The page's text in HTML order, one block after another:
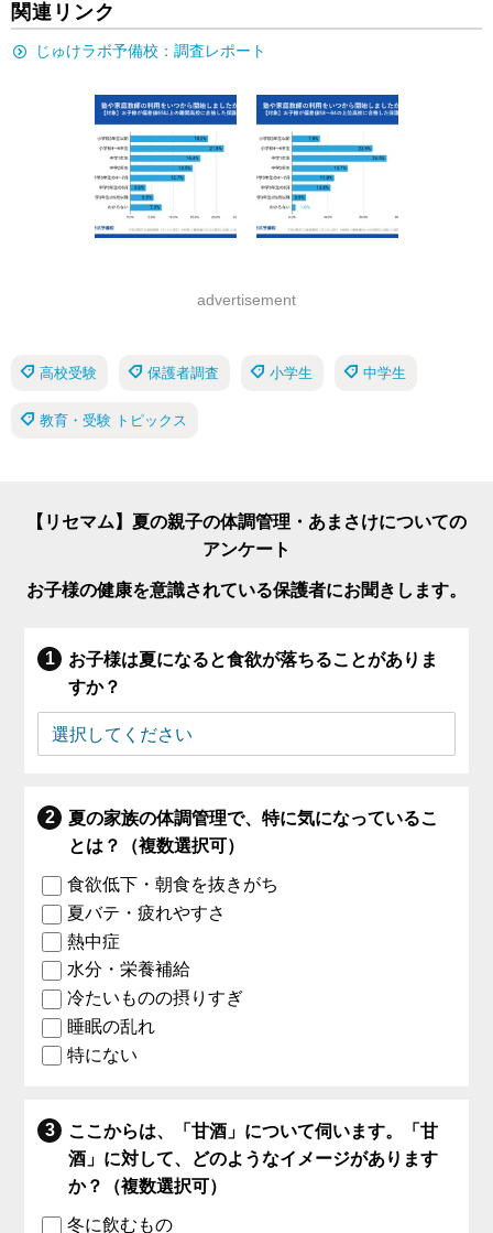
関連リンク
じゅけラボ予備校：調査レポート
advertisement
高校受験 保護者調査 小学生 中学生
教育・受験 トピックス
【リセマム】夏の親子の体調管理・あまさけについての
アンケート
お子様の健康を意識されている保護者にお聞きします。
お子様は夏になると食欲が落ちることがありま
すか？
夏の家族の体調管理で、特に気になっているこ
とは？（複数選択可）
食欲低下・朝食を抜きがち
夏バテ・疲れやすさ
熱中症
水分・栄養補給
冷たいものの摂りすぎ
睡眠の乱れ
特にない
ここからは、「甘酒」について伺います。「甘
酒」に対して、どのようなイメージがあります
か？（複数選択可）
冬に飲むもの